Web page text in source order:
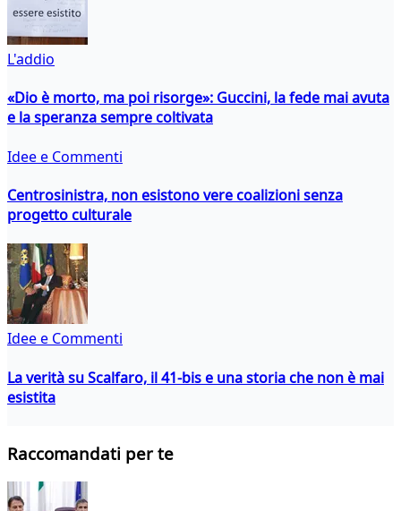
L'addio
«Dio è morto, ma poi risorge»: Guccini, la fede mai avuta
e la speranza sempre coltivata
Idee e Commenti
Centrosinistra, non esistono vere coalizioni senza
progetto culturale
Idee e Commenti
La verità su Scalfaro, il 41-bis e una storia che non è mai
esistita
Raccomandati per te